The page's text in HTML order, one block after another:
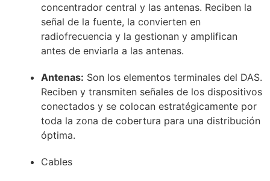
concentrador central y las antenas. Reciben la
señal de la fuente, la convierten en
radiofrecuencia y la gestionan y amplifican
antes de enviarla a las antenas.
Antenas: Son los elementos terminales del DAS.
Reciben y transmiten señales de los dispositivos
conectados y se colocan estratégicamente por
toda la zona de cobertura para una distribución
óptima.
Cables